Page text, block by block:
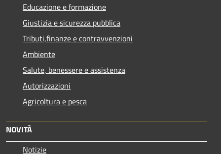
Educazione e formazione
Giustizia e sicurezza pubblica
Tributi,finanze e contravvenzioni
Ambiente
Salute, benessere e assistenza
Autorizzazioni
Agricoltura e pesca
NOVITÀ
Notizie